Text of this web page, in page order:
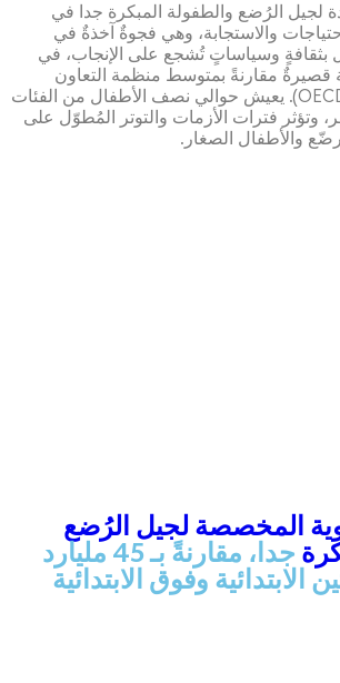
لجيل الرُضع والطفولة المبكرة جدا في
والاستجابة، وهي فجوةٌ آخذةٌ في
بثقافةٍ وسياساتٍ تُشجع على الإنجاب، في
قصيرةٌ مقارنةً بمتوسط ​​منظمة التعاون
الاقتصادي والتنمية (OECD). يعيش حوالي نصف الأطفال من الفئات
وتؤثر فترات الأزمات والتوتر المُطوّل على
والأطفال الصغار.
المخصصة لجيل الرُضع
جدا، مقارنةً بـ 45 مليارد
وفوق الابتدائية